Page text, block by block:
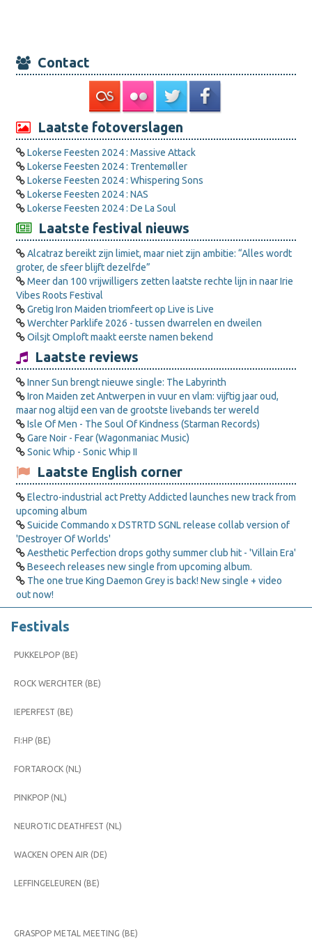
Contact
Laatste fotoverslagen
Lokerse Feesten 2024 : Massive Attack
Lokerse Feesten 2024 : Trentemøller
Lokerse Feesten 2024 : Whispering Sons
Lokerse Feesten 2024 : NAS
Lokerse Feesten 2024 : De La Soul
Laatste festival nieuws
Alcatraz bereikt zijn limiet, maar niet zijn ambitie: “Alles wordt
groter, de sfeer blijft dezelfde”
Meer dan 100 vrijwilligers zetten laatste rechte lijn in naar Irie
Vibes Roots Festival
Gretig Iron Maiden triomfeert op Live is Live
Werchter Parklife 2026 - tussen dwarrelen en dweilen
Oilsjt Omploft maakt eerste namen bekend
Laatste reviews
Inner Sun brengt nieuwe single: The Labyrinth
Iron Maiden zet Antwerpen in vuur en vlam: vijftig jaar oud,
maar nog altijd een van de grootste livebands ter wereld
Isle Of Men - The Soul Of Kindness (Starman Records)
Gare Noir - Fear (Wagonmaniac Music)
Sonic Whip - Sonic Whip II
Laatste English corner
Electro-industrial act Pretty Addicted launches new track from
upcoming album
Suicide Commando x DSTRTD SGNL release collab version of
'Destroyer Of Worlds'
Aesthetic Perfection drops gothy summer club hit - 'Villain Era'
Beseech releases new single from upcoming album.
The one true King Daemon Grey is back! New single + video
out now!
Festivals
PUKKELPOP (BE)
ROCK WERCHTER (BE)
IEPERFEST (BE)
FI:HP (BE)
FORTAROCK (NL)
PINKPOP (NL)
NEUROTIC DEATHFEST (NL)
WACKEN OPEN AIR (DE)
LEFFINGELEUREN (BE)
GRASPOP METAL MEETING (BE)